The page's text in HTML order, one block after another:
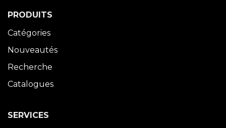
PRODUITS
Catégories
Nouveautés
Recherche
Catalogues
SERVICES